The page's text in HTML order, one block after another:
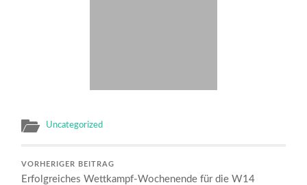
Uncategorized
VORHERIGER BEITRAG
Erfolgreiches Wettkampf‑Wochenende für die W14